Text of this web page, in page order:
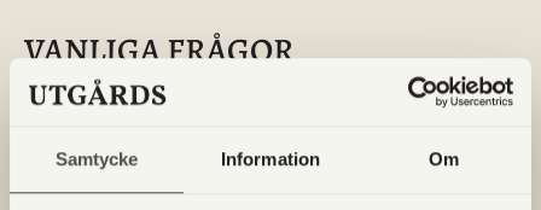
Samtycke Information Om
VANLIGA FRÅGOR